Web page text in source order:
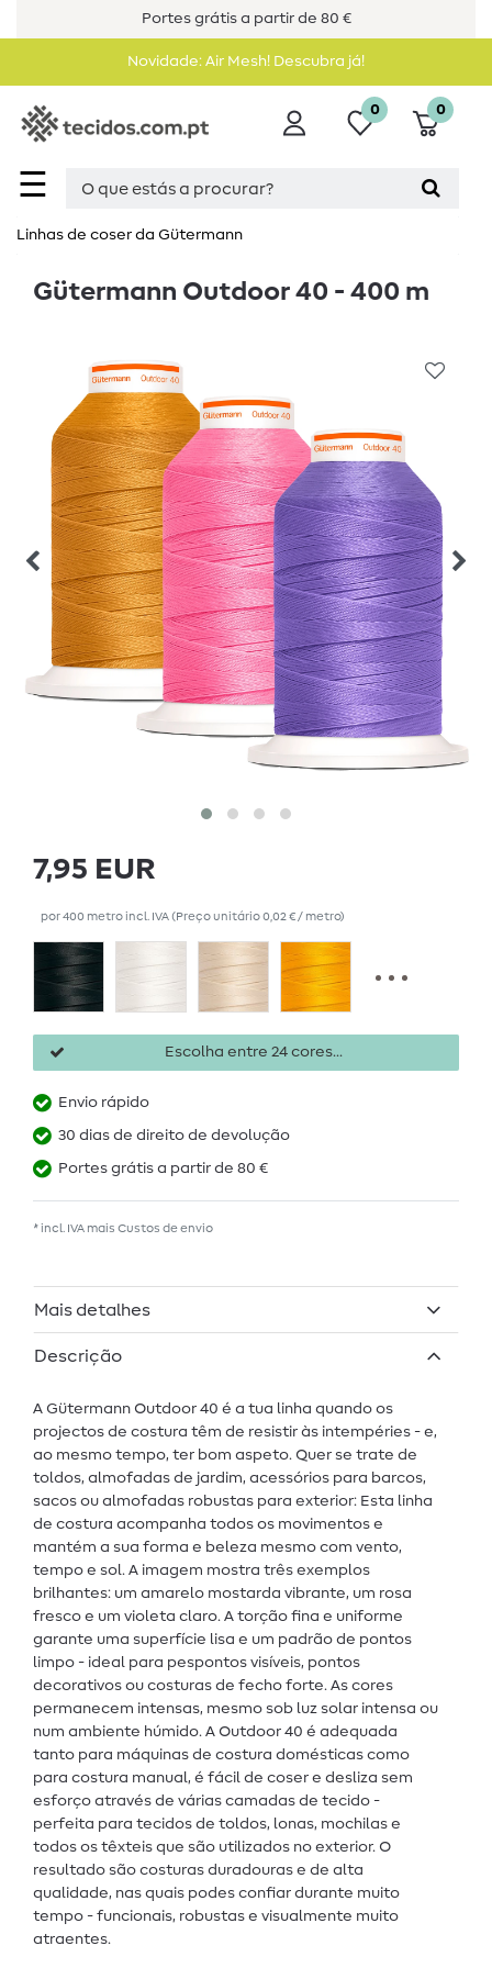
Portes grátis a partir de 80 €
Novidade: Air Mesh! Descubra já!
☰
0 0
Linhas de coser da Gütermann
Gütermann Outdoor 40 - 400 m
7,95 EUR
por400 metro incl. IVA(Preço unitário0,02 € / metro)
Escolha entre 24 cores...
Envio rápido
30 dias de direito de devolução
Portes grátis a partir de 80 €
* incl. IVA mais Custos de envio
Mais detalhes
Descrição
A Gütermann Outdoor 40 é a tua linha quando os
projectos de costura têm de resistir às intempéries - e,
ao mesmo tempo, ter bom aspeto. Quer se trate de
toldos, almofadas de jardim, acessórios para barcos,
sacos ou almofadas robustas para exterior: Esta linha
de costura acompanha todos os movimentos e
mantém a sua forma e beleza mesmo com vento,
tempo e sol. A imagem mostra três exemplos
brilhantes: um amarelo mostarda vibrante, um rosa
fresco e um violeta claro. A torção fina e uniforme
garante uma superfície lisa e um padrão de pontos
limpo - ideal para pespontos visíveis, pontos
decorativos ou costuras de fecho forte. As cores
permanecem intensas, mesmo sob luz solar intensa ou
num ambiente húmido. A Outdoor 40 é adequada
tanto para máquinas de costura domésticas como
para costura manual, é fácil de coser e desliza sem
esforço através de várias camadas de tecido -
perfeita para tecidos de toldos, lonas, mochilas e
todos os têxteis que são utilizados no exterior. O
resultado são costuras duradouras e de alta
qualidade, nas quais podes confiar durante muito
tempo - funcionais, robustas e visualmente muito
atraentes.